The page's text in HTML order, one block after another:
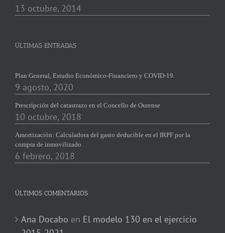
13 octubre, 2014
ÚLTIMAS ENTRADAS
Plan General, Estudio Económico-Financiero y COVID-19.
9 agosto, 2020
Prescripción del catastrazo en el Concello de Ourense
10 octubre, 2018
Amortización: Calculadora del gasto deducible en el IRPF por la
compra de inmovilizado
6 febrero, 2018
ÚLTIMOS COMENTARIOS
Ana Docabo en El modelo 130 en el ejercicio